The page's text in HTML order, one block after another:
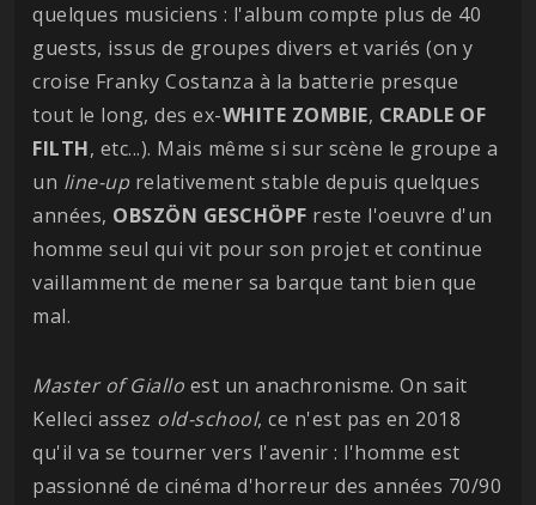
quelques musiciens : l'album compte plus de 40
guests, issus de groupes divers et variés (on y
croise Franky Costanza à la batterie presque
tout le long, des ex-WHITE ZOMBIE, CRADLE OF
FILTH, etc...). Mais même si sur scène le groupe a
un line-uprelativement stable depuis quelques
années, OBSZÖN GESCHÖPF reste l'oeuvre d'un
homme seul qui vit pour son projet et continue
vaillamment de mener sa barque tant bien que
mal.
Master of Giallo est un anachronisme. On sait
Kelleci assez old-school, ce n'est pas en 2018
qu'il va se tourner vers l'avenir : l'homme est
passionné de cinéma d'horreur des années 70/90